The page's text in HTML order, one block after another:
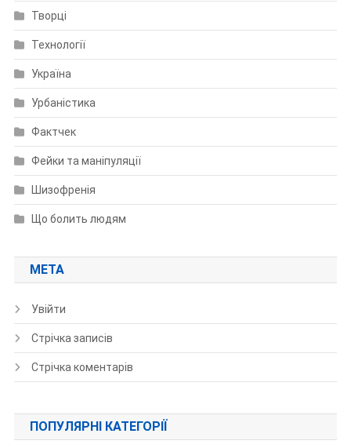
Творці
Технології
Україна
Урбаністика
Фактчек
Фейки та маніпуляції
Шизофренія
Що болить людям
МЕТА
Увійти
Стрічка записів
Стрічка коментарів
ПОПУЛЯРНІ КАТЕГОРІЇ